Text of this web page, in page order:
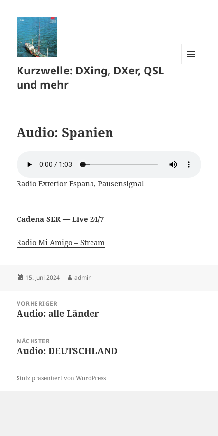
Kurzwelle: DXing, DXer, QSL
und mehr
Audio: Spanien
Radio Exterior Espana, Pausensignal
Cadena SER — Live 24/7
Radio Mi Amigo – Stream
Veröffentlicht
15. Juni 2024 Autor
admin
VORHERIGER
Vorheriger
Audio: alle Länder
NÄCHSTER
Nächster
Audio: DEUTSCHLAND
Stolz präsentiert von WordPress